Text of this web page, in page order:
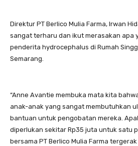
Direktur PT Berlico Mulia Farma, Irwan
sangat terharu dan ikut merasakan apa
penderita hydrocephalus di Rumah
Semarang.
“Anne Avantie membuka mata kita
anak-anak yang sangat membutuhkan
bantuan untuk pengobatan mereka.
diperlukan sekitar Rp35 juta untuk satu
bersama PT Berlico Mulia Farma